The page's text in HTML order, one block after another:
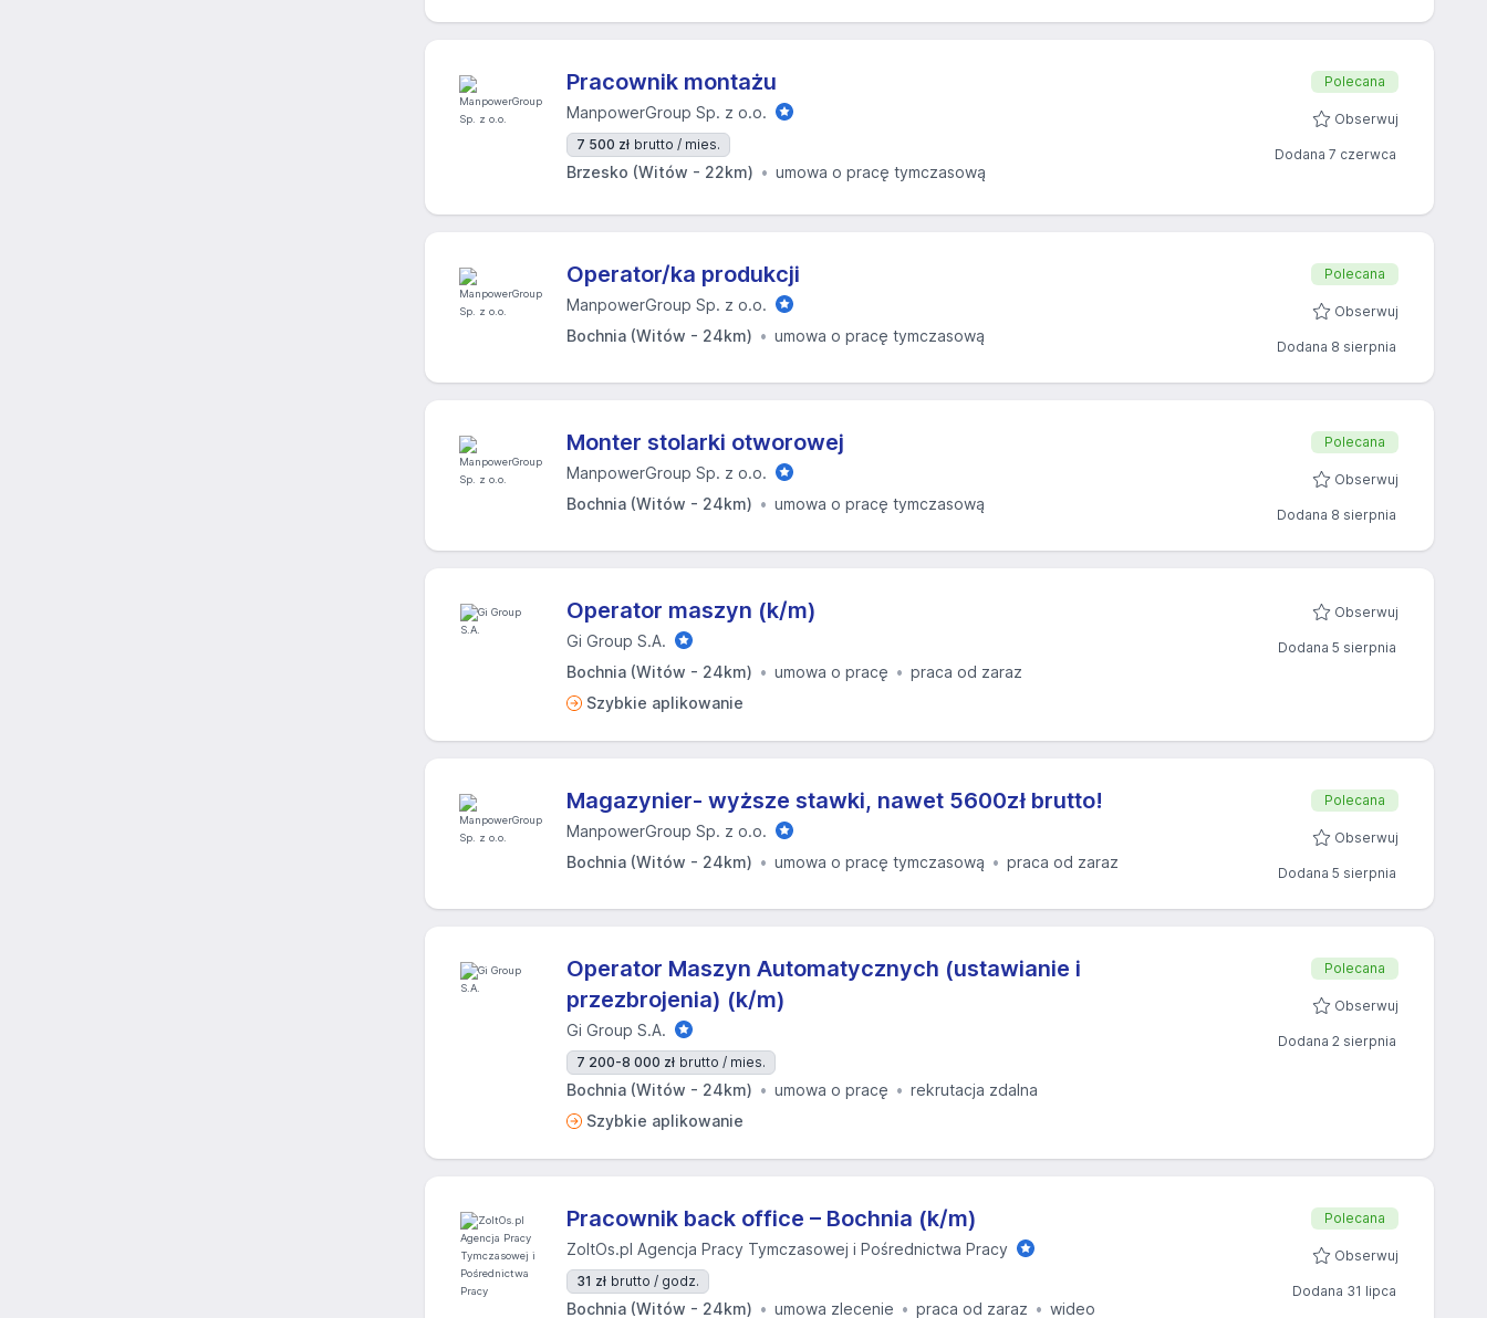
Pracownik montażu
ManpowerGroup Sp. z o.o.
7 500 zł brutto / mies.
Brzesko (Witów - 22km) umowa o pracę tymczasową
Polecana
Obserwuj
Dodana 7 czerwca
Operator/ka produkcji
ManpowerGroup Sp. z o.o.
Bochnia (Witów - 24km)
umowa o pracę tymczasową
Polecana
Obserwuj
Dodana 8 sierpnia
Monter stolarki otworowej
ManpowerGroup Sp. z o.o.
Bochnia (Witów - 24km)
umowa o pracę tymczasową
Polecana
Obserwuj
Dodana 8 sierpnia
Operator maszyn (k/m)
Gi Group S.A.
Bochnia (Witów - 24km)
umowa o pracę
praca od zaraz
Szybkie aplikowanie
Obserwuj
Dodana 5 sierpnia
Magazynier- wyższe stawki, nawet 5600zł brutto!
ManpowerGroup Sp. z o.o.
Bochnia (Witów - 24km)
umowa o pracę tymczasową praca od zaraz
Polecana
Obserwuj
Dodana 5 sierpnia
Operator Maszyn Automatycznych (ustawianie i
przezbrojenia) (k/m)
Gi Group S.A.
7 200-8 000 zł brutto / mies.
Bochnia (Witów - 24km) umowa o pracę
rekrutacja zdalna
Szybkie aplikowanie
Polecana
Obserwuj
Dodana 2 sierpnia
Pracownik back office – Bochnia (k/m)
ZoltOs.pl Agencja Pracy Tymczasowej i Pośrednictwa Pracy
31 zł brutto / godz.
Bochnia (Witów - 24km) umowa zlecenie praca od zaraz wideo
Polecana
Obserwuj
Dodana 31 lipca